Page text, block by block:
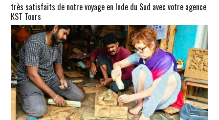
très satisfaits de notre voyage en Inde du Sud avec votre agence
KST Tours